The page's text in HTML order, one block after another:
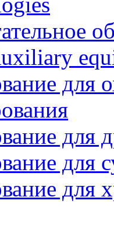
для
для
для
для